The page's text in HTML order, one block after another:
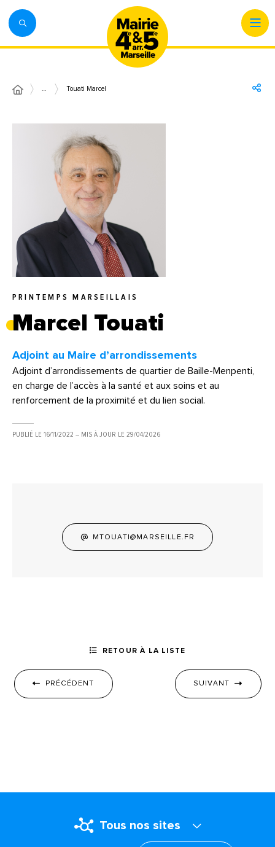
… Touati Marcel
PRINTEMPS MARSEILLAIS
Marcel Touati
Adjoint au Maire d’arrondissements
Adjoint d’arrondissements de quartier de Baille-Menpenti,
en charge de l’accès à la santé et aux soins et au
renforcement de la proximité et du lien social.
PUBLIÉ LE 16/11/2022 – MIS À JOUR LE 29/04/2026
MTOUATI@MARSEILLE.FR
PRÉCÉDENT
RETOUR À LA LISTE
SUIVANT
Tous nos sites